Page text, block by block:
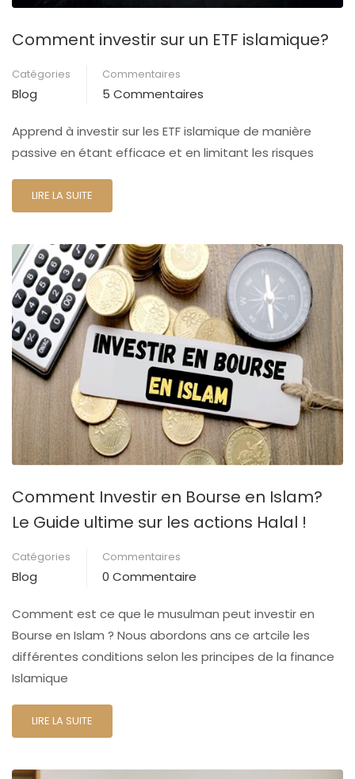
Comment investir sur un ETF islamique?
Catégories
Blog
Commentaires
5 Commentaires
Apprend à investir sur les ETF islamique de manière
passive en étant efficace et en limitant les risques
LIRE LA SUITE
Comment Investir en Bourse en Islam?
Le Guide ultime sur les actions Halal !
Catégories
Blog
Commentaires
0 Commentaire
Comment est ce que le musulman peut investir en
Bourse en Islam ? Nous abordons ans ce artcile les
différentes conditions selon les principes de la finance
Islamique
LIRE LA SUITE